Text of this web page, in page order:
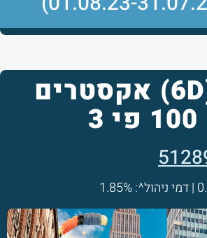
איילון (6D) אקסטרים